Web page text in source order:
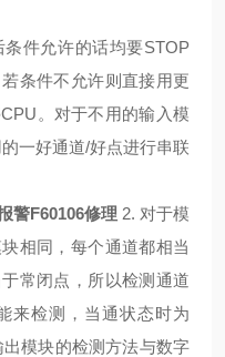
件允许的话均要STOP
条件不允许则直接用更
。对于不用的输入模
一好通道/好点进行串联
警F60106修理 2. 对于模
相同，每个通道都相当
常闭点，所以检测通道
来检测，当通状态时为
模块的检测方法与数字